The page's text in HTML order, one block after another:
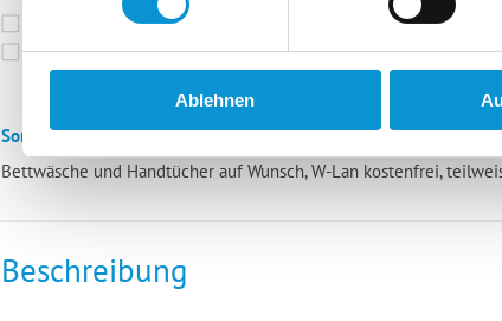
Ablehnen
Brötchenservice
Frühstück möglich
Vollpension möglich
Sonstiges:
Bettwäsche und Handtücher auf Wunsch, W-Lan kostenfrei,
Beschreibung